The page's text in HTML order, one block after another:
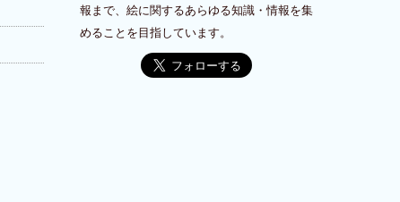
報まで、絵に関するあらゆる知識・情報を集
めることを目指しています。